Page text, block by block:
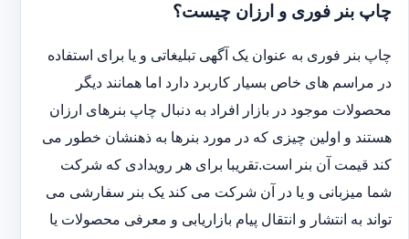
چاپ بنر فوری و ارزان چیست؟
چاپ بنر فوری به عنوان یک آگهی تبلیغاتی و یا برای استفاده
در مراسم های خاص بسیار کاربرد دارد اما همانند دیگر
محصولات موجود در بازار افراد به دنبال چاپ بنرهای ارزان
هستند و اولین چیزی که در مورد بنرها به ذهنشان خطور می
کند قیمت آن بنر است.تقریبا برای هر رویدادی که شرکت
شما میزبانی و یا در آن شرکت می کند یک بنر سفارشی می
تواند به انتشار و انتقال پیام بازاریابی و معرفی محصولات یا